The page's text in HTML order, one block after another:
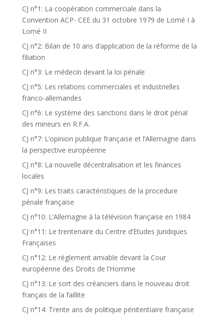
CJ n°1: La coopération commerciale dans la
Convention ACP- CEE du 31 octobre 1979 de Lomé I à
Lomé II
CJ n°2: Bilan de 10 ans d’application de la réforme de la
filiation
CJ n°3: Le médecin devant la loi pénale
CJ n°5: Les relations commerciales et industrielles
franco-allemandes
CJ n°6: Le système des sanctions dans le droit pénal
des mineurs en R.F.A.
CJ n°7: L’opinion publique française et l’Allemagne dans
la perspective européenne
CJ n°8: La nouvelle décentralisation et les finances
locales
CJ n°9: Les traits caractéristiques de la procedure
pénale française
CJ n°10: L’Allemagne à la télévision française en 1984
CJ n°11: Le trentenaire du Centre d’Etudes Juridiques
Françaises
CJ n°12: Le règlement amiable devant la Cour
européenne des Droits de l’Homme
CJ n°13: Le sort des créanciers dans le nouveau droit
français de la faillite
CJ n°14: Trente ans de politique pénitentiaire française